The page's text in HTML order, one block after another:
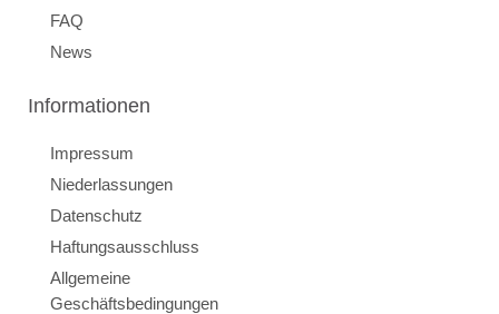
FAQ
News
Informationen
Impressum
Niederlassungen
Datenschutz
Haftungsausschluss
Allgemeine
Geschäftsbedingungen